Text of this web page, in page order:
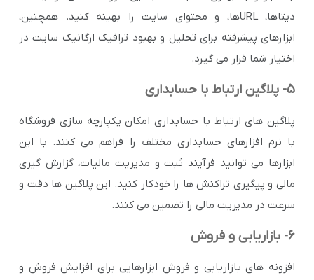
دیتاها، URLها، و محتوای سایت را بهینه کنید. همچنین،
ابزارهای پیشرفته برای تحلیل و بهبود ترافیک ارگانیک سایت در
اختیار شما قرار می گیرد.
5- پلاگین ارتباط با حسابداری
پلاگین های ارتباط با حسابداری امکان یکپارچه سازی فروشگاه
با نرم افزارهای حسابداری مختلف را فراهم می کنند. با این
ابزارها می توانید فرآیند ثبت و مدیریت مالیات، گزارش گیری
مالی و پیگیری تراکنش ها را خودکار کنید. این پلاگین ها دقت و
سرعت در مدیریت مالی را تضمین می کنند.
6- بازاریابی و فروش
افزونه های بازاریابی و فروش ابزارهایی برای افزایش فروش و